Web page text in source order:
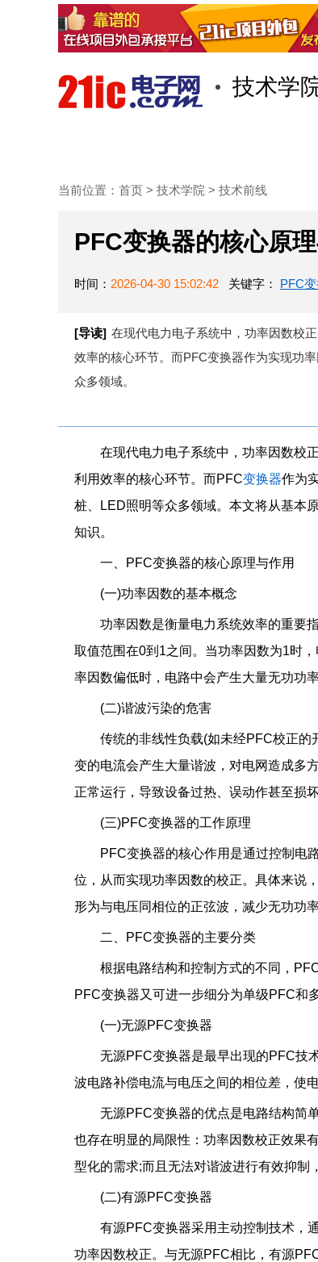
技术学
当前位置： 首页 > 技术学院 > 技术前线
PFC变换器的核心原
时间： 2026-04-30 15:02:42 关键字： PFC
[导读] 在现代电力电子系统中，功率因数校
效率的核心环节。而PFC变换器作为实现功
众多领域。
在现代电力电子系统中，功率因数校
利用效率的核心环节。而PFC变换器作为
桩、LED照明等众多领域。本文将从基本
知识。
一、PFC变换器的核心原理与作用
(一)功率因数的基本概念
功率因数是衡量电力系统效率的重要
取值范围在0到1之间。当功率因数为1时
率因数偏低时，电路中会产生大量无功功
(二)谐波污染的危害
传统的非线性负载(如未经PFC校正
变的电流会产生大量谐波，对电网造成多
正常运行，导致设备过热、误动作甚至损
(三)PFC变换器的工作原理
PFC变换器的核心作用是通过控制电
位，从而实现功率因数的校正。具体来说
形为与电压同相位的正弦波，减少无功功
二、PFC变换器的主要分类
根据电路结构和控制方式的不同，
PFC变换器又可进一步细分为单级PFC和
(一)无源PFC变换器
无源PFC变换器是最早出现的PFC技
波电路补偿电流与电压之间的相位差，使
无源PFC变换器的优点是电路结构简
也存在明显的局限性：功率因数校正效果
型化的需求;而且无法对谐波进行有效抑制
(二)有源PFC变换器
有源PFC变换器采用主动控制技术，
功率因数校正。与无源PFC相比，有源